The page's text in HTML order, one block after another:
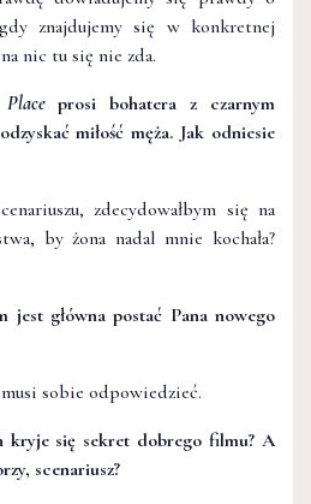
znajdujemy się w konkretnej
nic tu się nie zda.
prosi bohatera z czarnym
miłość męża. Jak odniesie
zdecydowałbym się na
by żona nadal mnie kochała?
jest główna postać Pana nowego
sobie odpowiedzieć.
się sekret dobrego filmu? A
scenariusz?